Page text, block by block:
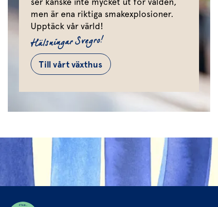
men är ena riktiga smakexplosioner.
Upptäck vår värld!
Hälsningar Svegro!
Till vårt växthus